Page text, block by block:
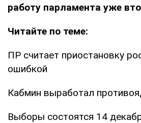
работу парламента уже
Читайте по теме:
ПР считает приостановку
ошибкой
Кабмин выработал
Выборы состоятся 14